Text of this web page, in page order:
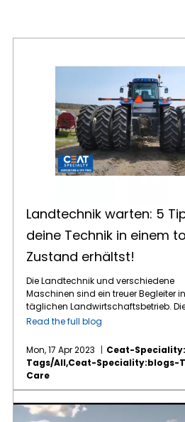
Landtechnik warten: 5
deine Technik in einem
Zustand erhältst!
Die Landtechnik und verschiedene
Maschinen sind ein treuer Begleiter
täglichen Landwirtschaftsbetrieb.
gehört nicht selten zu den teuersten
ständigen großen Belastung. Umso
wichtiger ist es die regelmäßige
und Pflege nicht zu vernachlässigen.
Wartung verzichten müssen. In der
Read the full blog
Mon, 17 Apr 2023
Ceat-
Tags/all,ceat-Speciality:blogs-
Care